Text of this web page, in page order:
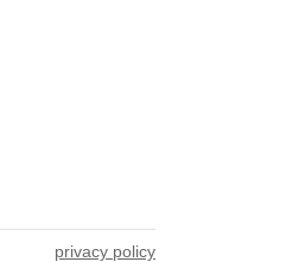
privacy policy